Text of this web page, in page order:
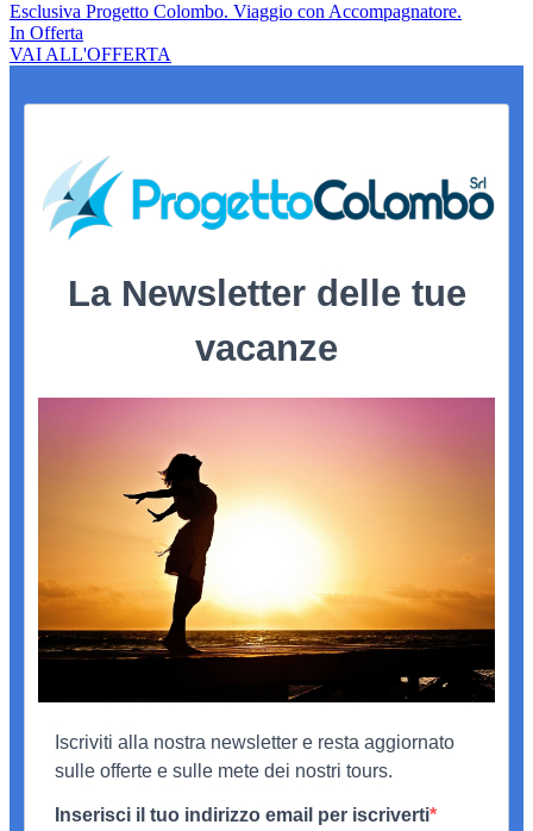
Esclusiva Progetto Colombo. Viaggio con Accompagnatore.
In Offerta
VAI ALL'OFFERTA
La Newsletter delle tue
vacanze
Iscriviti alla nostra newsletter e resta aggiornato
sulle offerte e sulle mete dei nostri tours.
Inserisci il tuo indirizzo email per iscriverti